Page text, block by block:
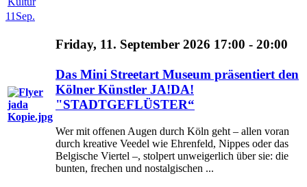
11 Sep.
Friday, 11. September 2026 17:00 - 20:00
Das Mini Streetart Museum präsentiert den
Kölner Künstler JA!DA!
"STADTGEFLÜSTER“
Wer mit offenen Augen durch Köln geht – allen voran
durch kreative Veedel wie Ehrenfeld, Nippes oder das
Belgische Viertel –, stolpert unweigerlich über sie: die
bunten, frechen und nostalgischen ...